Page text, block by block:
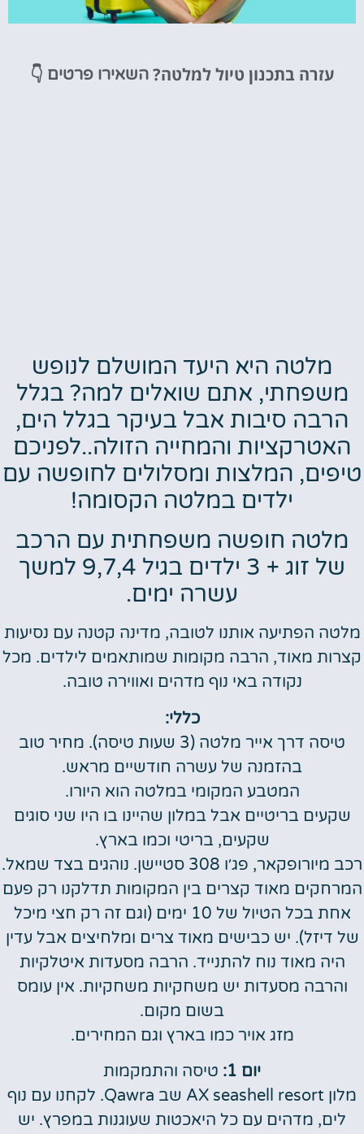
מציאת
עזרה בתכנון טיול למלטה? השאירו פרטים 👇
מלטה היא היעד המושלם לנופש
משפחתי, אתם שואלים למה? בגלל
הרבה סיבות אבל בעיקר בגלל הים,
האטרקציות והמחייה הזולה..לפניכם
טיפים, המלצות ומסלולים לחופשה עם
ילדים במלטה הקסומה!
מלטה חופשה משפחתית עם הרכב
של זוג + 3 ילדים בגיל 9,7,4 למשך
עשרה ימים.
מלטה הפתיעה אותנו לטובה, מדינה קטנה עם נסיעות
קצרות מאוד, הרבה מקומות שמותאמים לילדים. מכל
נקודה באי נוף מדהים ואווירה טובה.
כללי:
טיסה דרך אייר מלטה (3 שעות טיסה). מחיר טוב
בהזמנה של עשרה חודשיים מראש.
המטבע המקומי במלטה הוא היורו.
שקעים בריטיים אבל במלון שהיינו בו היו שני סוגים
שקעים, בריטי וכמו בארץ.
רכב מיורופקאר, פג׳ו 308 סטיישן. נוהגים בצד שמאל.
המרחקים מאוד קצרים בין המקומות תדלקנו רק פעם
אחת בכל הטיול של 10 ימים (וגם זה רק חצי מיכל
של דיזל). יש כבישים מאוד צרים ומלחיצים אבל עדין
היה מאוד נוח להתנייד. הרבה מסעדות איטלקיות
והרבה מסעדות יש משחקיות משחקיות. אין עומס
בשום מקום.
מזג אויר כמו בארץ וגם המחירים.
יום 1:
טיסה והתמקמות
מלון AX seashell resort שב Qawra. לקחנו עם נוף
לים, מדהים עם כל היאכטות שעוגנות במפרץ. יש